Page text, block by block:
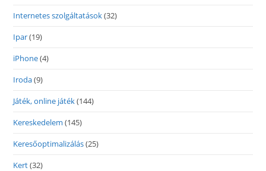
Internetes szolgáltatások(32)
Ipar(19)
iPhone(4)
Iroda(9)
Játék, online játék(144)
Kereskedelem (145)
Keresőoptimalizálás(25)
Kert(32)